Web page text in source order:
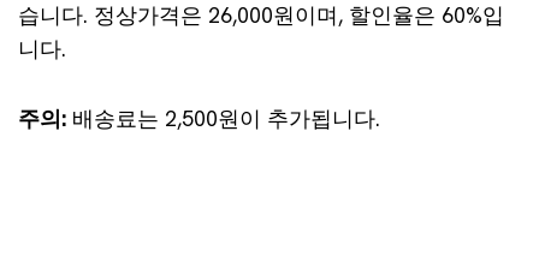
습니다. 정상가격은 26,000원이며, 할인율은 60%입
니다.
주의: 배송료는 2,500원이 추가됩니다.